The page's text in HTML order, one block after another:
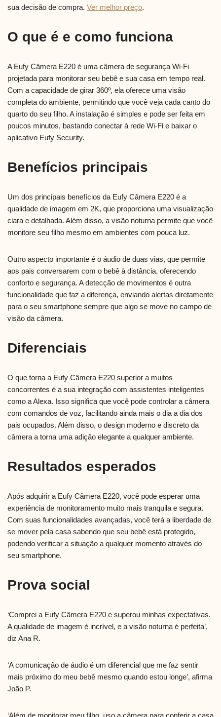
sua decisão de compra. Ver melhor preço.
O que é e como funciona
A Eufy Câmera E220 é uma câmera de segurança Wi-Fi
projetada para monitorar seu bebê e sua casa em tempo real.
Com a capacidade de girar 360º, ela oferece uma visão
completa do ambiente, permitindo que você veja cada canto do
quarto do seu filho. A instalação é simples e pode ser feita em
poucos minutos, bastando conectar à rede Wi-Fi e baixar o
aplicativo Eufy Security.
Benefícios principais
Um dos principais benefícios da Eufy Câmera E220 é a
qualidade de imagem em 2K, que proporciona uma visualização
clara e detalhada. Além disso, a visão noturna permite que você
monitore seu filho mesmo em ambientes com pouca luz.
Outro aspecto importante é o áudio de duas vias, que permite
aos pais conversarem com o bebê à distância, oferecendo
conforto e segurança. A detecção de movimentos é outra
funcionalidade que faz a diferença, enviando alertas diretamente
para o seu smartphone sempre que algo se move no campo de
visão da câmera.
Diferenciais
O que torna a Eufy Câmera E220 superior a muitos
concorrentes é a sua integração com assistentes inteligentes
como a Alexa. Isso significa que você pode controlar a câmera
com comandos de voz, facilitando ainda mais o dia a dia dos
pais ocupados. Além disso, o design moderno e discreto da
câmera a torna uma adição elegante a qualquer ambiente.
Resultados esperados
Após adquirir a Eufy Câmera E220, você pode esperar uma
experiência de monitoramento muito mais tranquila e segura.
Com suas funcionalidades avançadas, você terá a liberdade de
se mover pela casa sabendo que seu bebê está protegido,
podendo verificar a situação a qualquer momento através do
seu smartphone.
Prova social
‘Comprei a Eufy Câmera E220 e superou minhas expectativas.
A qualidade de imagem é incrível, e a visão noturna é perfeita’,
diz Ana R.
‘A comunicação de áudio é um diferencial que me faz sentir
mais próximo do meu bebê mesmo quando estou longe’, afirma
João P.
‘Além de monitorar meu filho, uso a câmera para conferir a casa